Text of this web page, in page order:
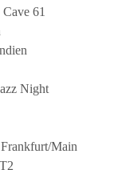
61
Night
Main